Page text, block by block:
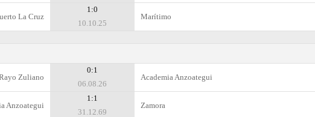
La Cruz
1:0
10.10.25
Marítimo
Zuliano
0:1
06.08.26
Academia Anzoategui
Anzoategui
1:1
31.12.69
Zamora